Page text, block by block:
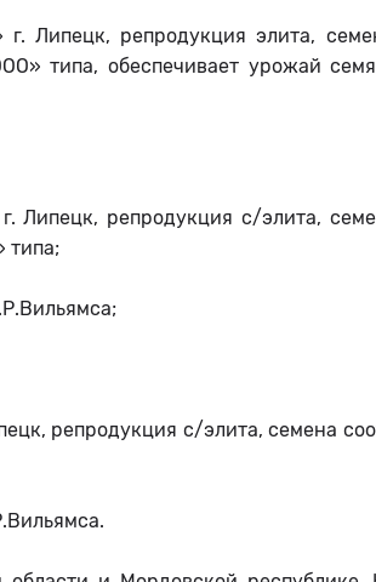
Липецк, репродукция элита,
типа, обеспечивает урожай
Липецк, репродукция с/элита,
типа;
репродукция с/элита, семена